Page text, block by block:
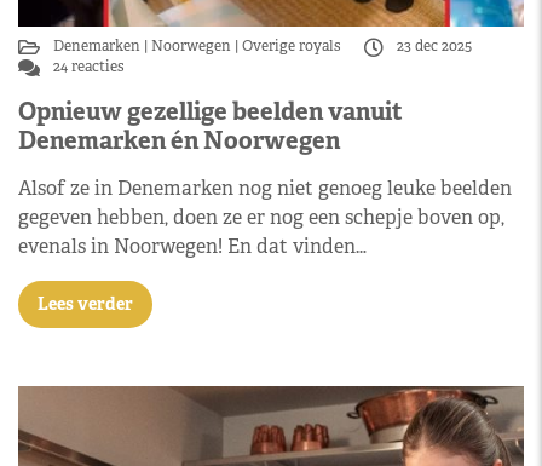
Denemarken Noorwegen Overige royals
23 dec 2025
24 reacties
Opnieuw gezellige beelden vanuit
Denemarken én Noorwegen
Alsof ze in Denemarken nog niet genoeg leuke beelden
gegeven hebben, doen ze er nog een schepje boven op,
evenals in Noorwegen! En dat vinden…
Lees verder